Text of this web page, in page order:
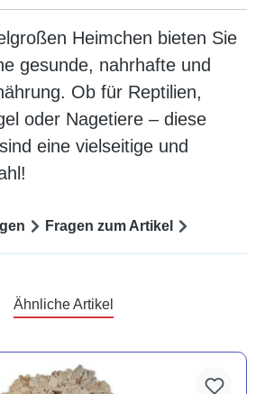
Heimchen bieten Sie
gesunde, nahrhafte und
Ob für Reptilien,
oder Nagetiere – diese
eine vielseitige und
Fragen zum Artikel
Ähnliche Artikel